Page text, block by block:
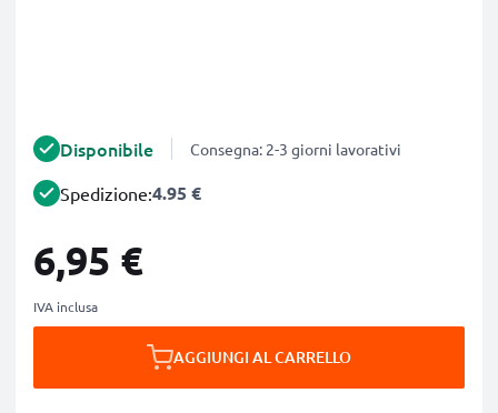
Disponibile Consegna: 2-3 giorni lavorativi
Spedizione:4.95 €
6,95 €
IVA inclusa
AGGIUNGI AL CARRELLO